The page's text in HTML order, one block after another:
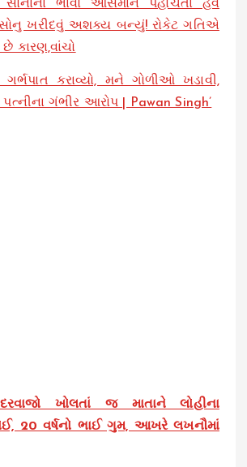
ભાવો આસમાને પહોંચતા હવે
સોનુ ખરીદવું અશક્ય બન્યું! રોકેટ ગતિએ
કારણ,વાંચો
કરાવ્યો, મને ગોળીઓ ખડાવી,
પત્નીના ગંભીર આરોપ | Pawan Singh’
ખોલતાં જ માતાને લોહીના
20 વર્ષનો ભાઈ ગુમ, આખરે લખનૌમાં